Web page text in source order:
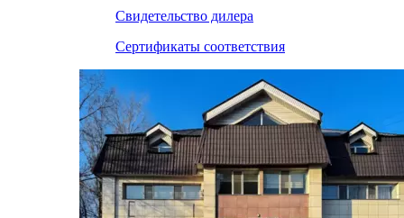
Свидетельство дилера
Сертификаты соответствия